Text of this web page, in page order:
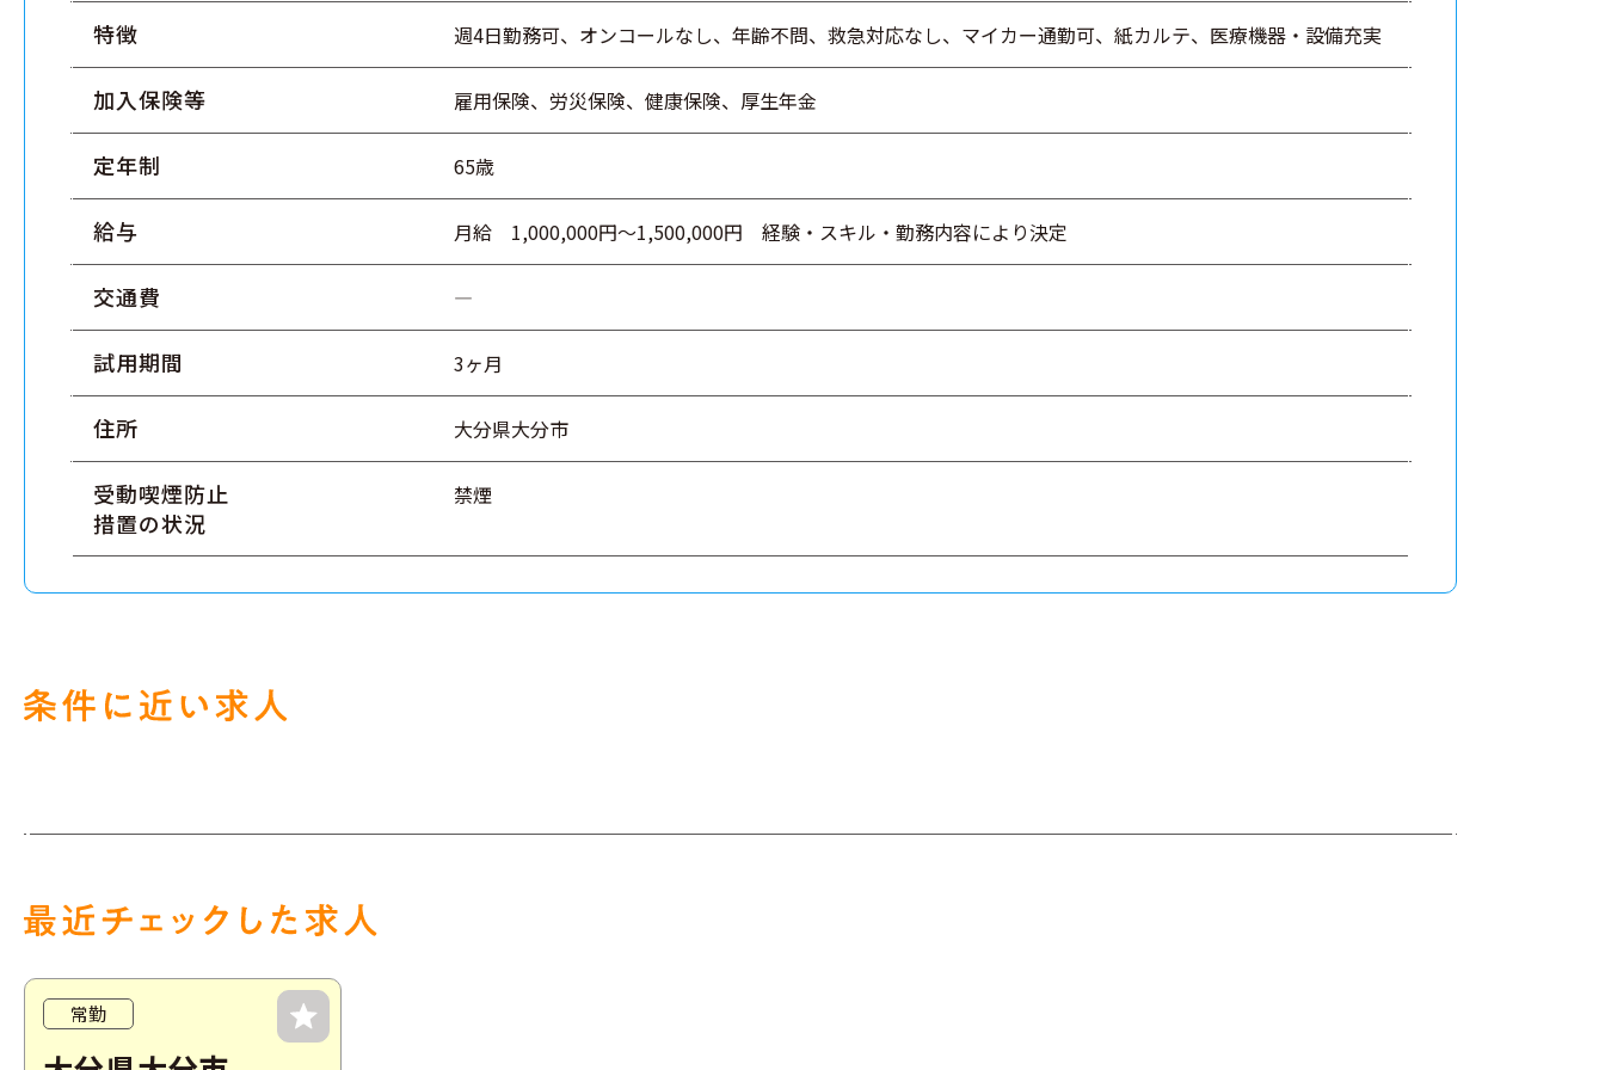
特徴 週4日勤務可、オンコールなし、年齢不問、救急対応なし、マイカー通勤可、紙カルテ、医療機器・設備充実
加入保険等 雇用保険、労災保険、健康保険、厚生年金
定年制 65歳
給与 月給 1,000,000円～1,500,000円 経験・スキル・勤務内容により決定
交通費 ―
試用期間 3ヶ月
住所 大分県大分市
受動喫煙防止
措置の状況
禁煙
常勤